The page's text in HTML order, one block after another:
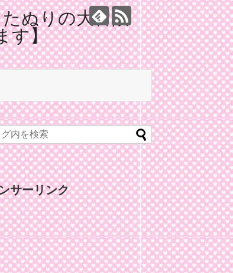
ぬりの大冒険
す】
サーリンク